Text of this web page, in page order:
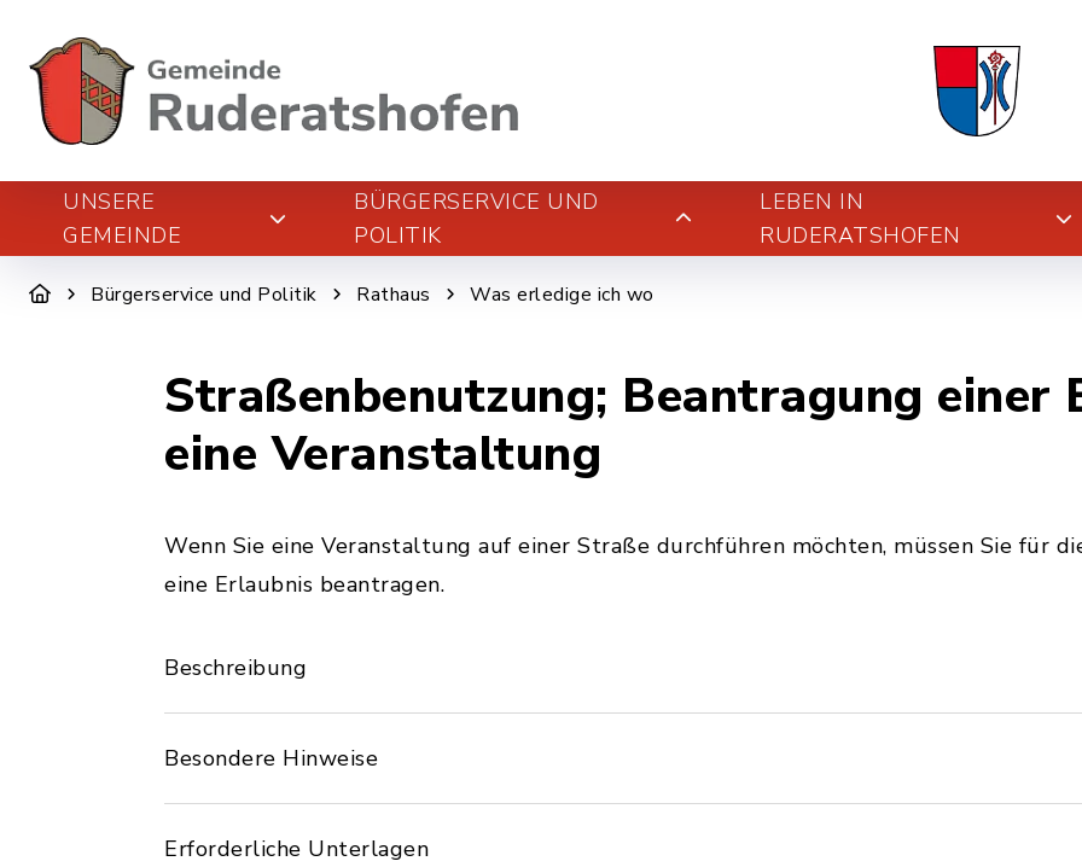
UNSERE
GEMEINDE
BÜRGERSERVICE UND
POLITIK
LEBEN IN
RUDERATSHOFEN
Bürgerservice und Politik Rathaus Was erledige ich wo
Straßenbenutzung; Beantragung einer
eine Veranstaltung
Wenn Sie eine Veranstaltung auf einer Straße durchführen möchten, müssen Sie für
eine Erlaubnis beantragen.
Beschreibung
Besondere Hinweise
Erforderliche Unterlagen